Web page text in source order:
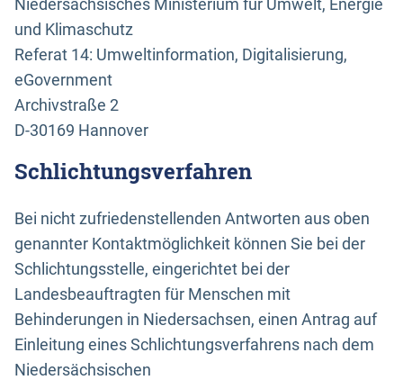
Niedersächsisches Ministerium für Umwelt, Energie
und Klimaschutz
Referat 14: Umweltinformation, Digitalisierung,
eGovernment
Archivstraße 2
D-30169 Hannover
Schlichtungsverfahren
Bei nicht zufriedenstellenden Antworten aus oben
genannter Kontaktmöglichkeit können Sie bei der
Schlichtungsstelle, eingerichtet bei der
Landesbeauftragten für Menschen mit
Behinderungen in Niedersachsen, einen Antrag auf
Einleitung eines Schlichtungsverfahrens nach dem
Niedersächsischen